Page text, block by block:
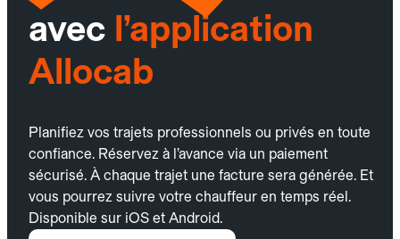
avec l’application
Allocab
Planifiez vos trajets professionnels ou privés en toute
confiance. Réservez à l’avance via un paiement
sécurisé. À chaque trajet une facture sera générée. Et
vous pourrez suivre votre chauffeur en temps réel.
Disponible sur iOS et Android.